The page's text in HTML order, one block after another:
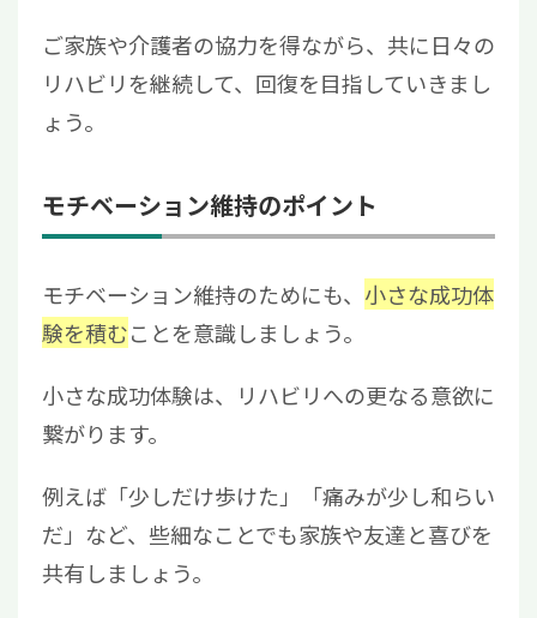
ご家族や介護者の協力を得ながら、共に日々の
リハビリを継続して、回復を目指していきまし
ょう。
モチベーション維持のポイント
モチベーション維持のためにも、 小さな成功体
験を積むことを意識しましょう。
小さな成功体験は、リハビリへの更なる意欲に
繋がります。
例えば「少しだけ歩けた」「痛みが少し和らい
だ」など、些細なことでも家族や友達と喜びを
共有しましょう。